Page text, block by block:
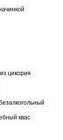
цикория
квас